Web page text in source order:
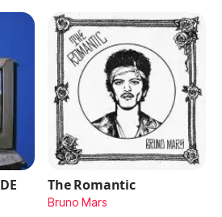
The Romantic
Bruno Mars